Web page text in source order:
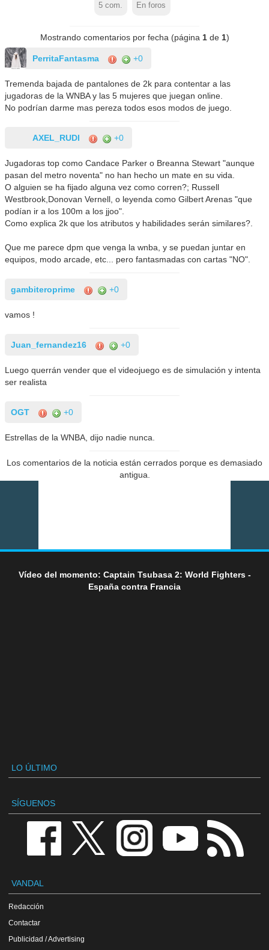
5 com. En foros
Mostrando comentarios por fecha (página 1de 1)
PerritaFantasma +0
Tremenda bajada de pantalones de 2k para contentar a las
jugadoras de la WNBA y las 5 mujeres que juegan online.
No podrían darme mas pereza todos esos modos de juego.
AXEL_RUDI +0
Jugadoras top como Candace Parker o Breanna Stewart "aunque
pasan del metro noventa" no han hecho un mate en su vida.
O alguien se ha fijado alguna vez como corren?; Russell
Westbrook,Donovan Vernell, o leyenda como Gilbert Arenas "que
podían ir a los 100m a los jjoo".
Como explica 2k que los atributos y habilidades serán similares?.
Que me parece dpm que venga la wnba, y se puedan juntar en
equipos, modo arcade, etc... pero fantasmadas con cartas "NO".
gambiteroprime +0
vamos !
Juan_fernandez16 +0
Luego querrán vender que el videojuego es de simulación y intenta
ser realista
OGT +0
Estrellas de la WNBA, dijo nadie nunca.
Los comentarios de la noticia están cerrados porque es demasiado
antigua.
Vídeo del momento: Captain Tsubasa 2: World Fighters -
España contra Francia
LO ÚLTIMO
SÍGUENOS
VANDAL
Redacción
Contactar
Publicidad / Advertising